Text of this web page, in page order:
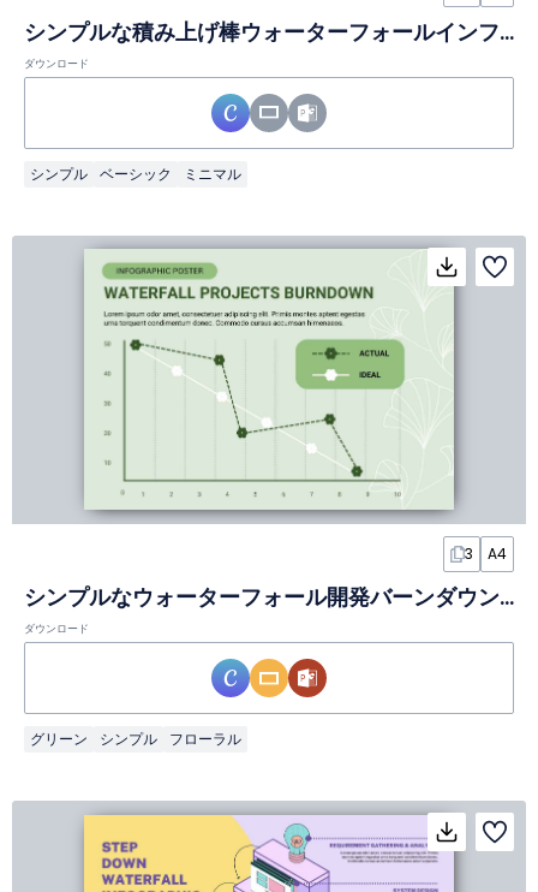
シンプルな積み上げ棒ウォーターフォールインフォグラフィック
ダウンロード
シンプル ベーシック ミニマル
3 A4
シンプルなウォーターフォール開発バーンダウンインフォグラフィック
ダウンロード
グリーン シンプル フローラル